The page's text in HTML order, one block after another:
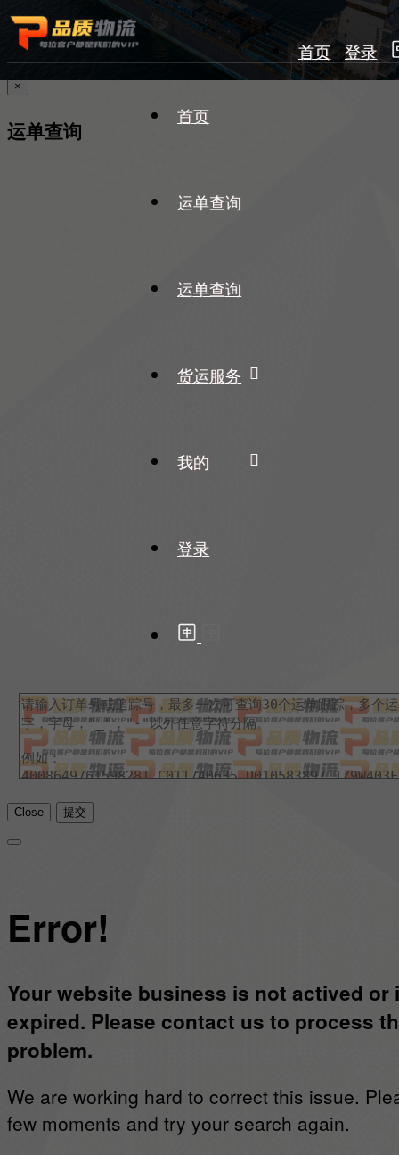
首页 登录
首页
运单查询
运单查询
货运服务
我的
登录
×
运单查询
Close 提交
Error!
Your website business is not actived or
expired. Please contact us to process
problem.
We are working hard to correct this issue.
few moments and try your search again.